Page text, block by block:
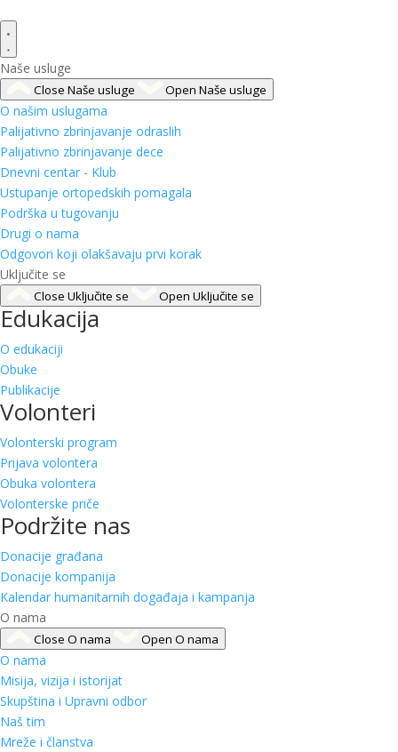
Naše usluge
Close Naše usluge Open Naše usluge
O našim uslugama
Palijativno zbrinjavanje odraslih
Palijativno zbrinjavanje dece
Dnevni centar - Klub
Ustupanje ortopedskih pomagala
Podrška u tugovanju
Drugi o nama
Odgovori koji olakšavaju prvi korak
Uključite se
Close Uključite se Open Uključite se
Edukacija
O edukaciji
Obuke
Publikacije
Volonteri
Volonterski program
Prijava volontera
Obuka volontera
Volonterske priče
Podržite nas
Donacije građana
Donacije kompanija
Kalendar humanitarnih događaja i kampanja
O nama
Close O nama Open O nama
O nama
Misija, vizija i istorijat
Skupština i Upravni odbor
Naš tim
Mreže i članstva